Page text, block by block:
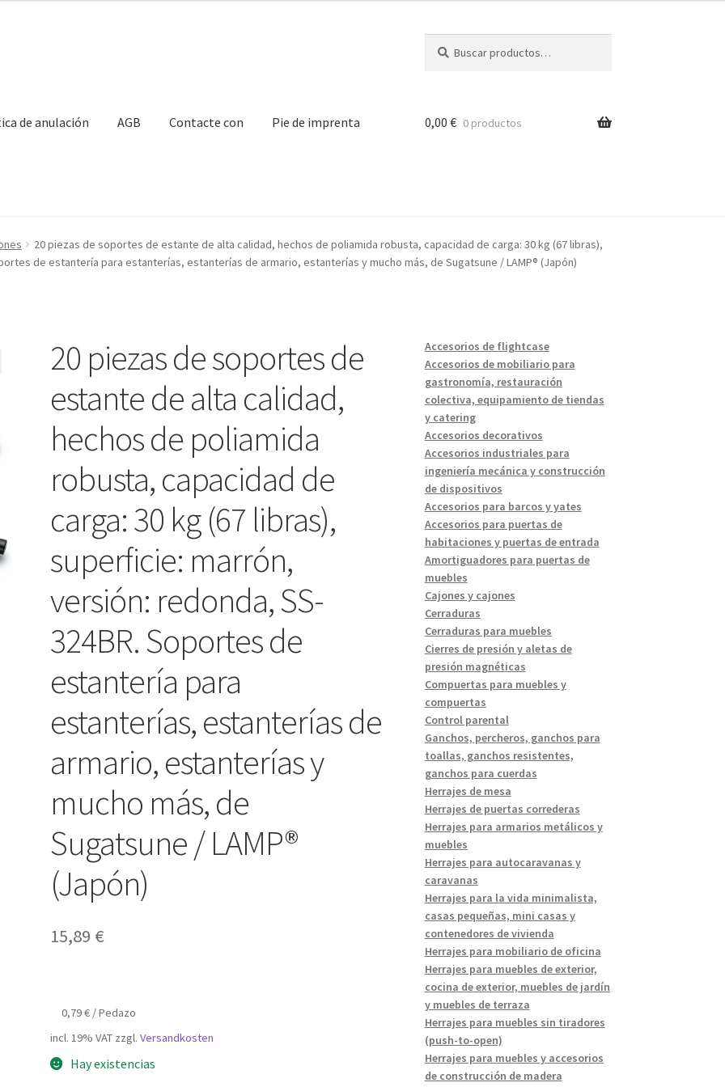
por:
de anulación AGB Contacte con Pie de imprenta
Mi Cuenta Nuestros socios Pie de imprenta Política de anulación
0,00 € 0 productos
20 piezas de soportes de estante de alta calidad, hechos de poliamida robusta, capacidad de carga: 30 kg (67 libras),
de estantería para estanterías, estanterías de armario, estanterías y mucho más, de Sugatsune / LAMP® (Japón)
20 piezas de soportes de
estante de alta calidad,
hechos de poliamida
robusta, capacidad de
carga: 30 kg (67 libras),
superficie: marrón,
versión: redonda, SS-
324BR. Soportes de
estantería para
estanterías, estanterías de
armario, estanterías y
mucho más, de
Sugatsune / LAMP®
(Japón)
15,89 €
0,79€ /Pedazo
incl. 19% VAT zzgl.Versandkosten
Hay existencias
Accesorios de flightcase
Accesorios de mobiliario para
gastronomía, restauración
colectiva, equipamiento de tiendas
y catering
Accesorios decorativos
Accesorios industriales para
ingeniería mecánica y construcción
de dispositivos
Accesorios para barcos y yates
Accesorios para puertas de
habitaciones y puertas de entrada
Amortiguadores para puertas de
muebles
Cajones y cajones
Cerraduras
Cerraduras para muebles
Cierres de presión y aletas de
presión magnéticas
Compuertas para muebles y
compuertas
Control parental
Ganchos, percheros, ganchos para
toallas, ganchos resistentes,
ganchos para cuerdas
Herrajes de mesa
Herrajes de puertas correderas
Herrajes para armarios metálicos y
muebles
Herrajes para autocaravanas y
caravanas
Herrajes para la vida minimalista,
casas pequeñas, mini casas y
contenedores de vivienda
Herrajes para mobiliario de oficina
Herrajes para muebles de exterior,
cocina de exterior, muebles de jardín
y muebles de terraza
Herrajes para muebles sin tiradores
(push-to-open)
Herrajes para muebles y accesorios
de construcción de madera